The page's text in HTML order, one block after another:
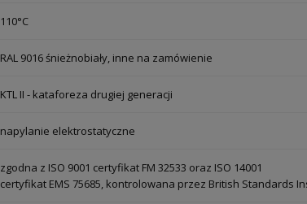
110°C
RAL 9016 śnieżnobiały, inne na zamówienie
KTL II - kataforeza drugiej generacji
napylanie elektrostatyczne
zgodna z ISO 9001 certyfikat FM 32533 oraz ISO 14001
certyfikat EMS 75685, kontrolowana przez British Standards